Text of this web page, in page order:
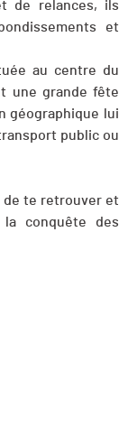
de relances, ils
et
au centre du
une grande fête
géographique lui
public ou
de te retrouver et
conquête des